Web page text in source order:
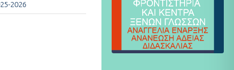
2026